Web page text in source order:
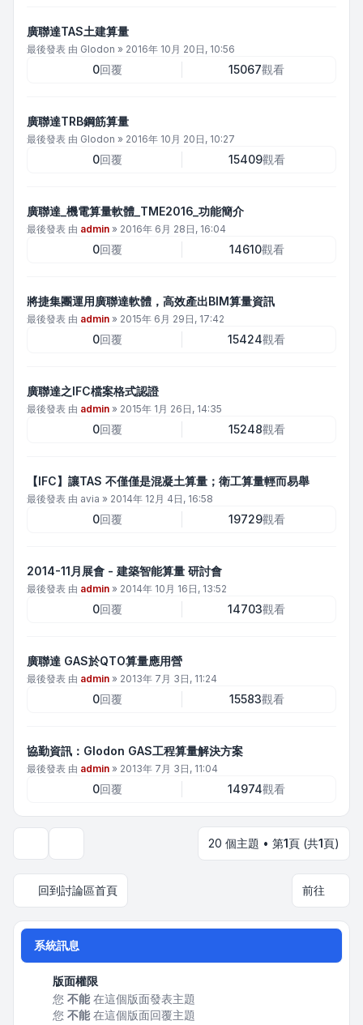
廣聯達TAS土建算量
最後發表 由 Glodon » 2016年 10月 20日, 10:56
0回覆 15067觀看
廣聯達TRB鋼筋算量
最後發表 由 Glodon » 2016年 10月 20日, 10:27
0回覆 15409觀看
廣聯達_機電算量軟體_TME2016_功能簡介
最後發表 由 admin » 2016年 6月 28日, 16:04
0回覆 14610觀看
將捷集團運用廣聯達軟體，高效產出BIM算量資訊
最後發表 由 admin » 2015年 6月 29日, 17:42
0回覆 15424觀看
廣聯達之IFC檔案格式認證
最後發表 由 admin » 2015年 1月 26日, 14:35
0回覆 15248觀看
【IFC】讓TAS 不僅僅是混凝土算量；衛工算量輕而易舉
最後發表 由 avia » 2014年 12月 4日, 16:58
0回覆 19729觀看
2014-11月展會 - 建築智能算量 研討會
最後發表 由 admin » 2014年 10月 16日, 13:52
0回覆 14703觀看
廣聯達 GAS於QTO算量應用營
最後發表 由 admin » 2013年 7月 3日, 11:24
0回覆 15583觀看
協勤資訊：Glodon GAS工程算量解決方案
最後發表 由 admin » 2013年 7月 3日, 11:04
0回覆 14974觀看
20 個主題 • 第1頁 (共1頁)
回到討論區首頁 前往
系統訊息
版面權限
您 不能在這個版面發表主題
您 不能在這個版面回覆主題